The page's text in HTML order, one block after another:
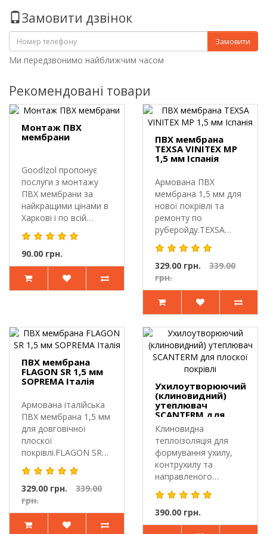
Замовити дзвінок
Замовити
Ми передзвонимо найближчим часом
Рекомендовані товари
Монтаж ПВХ
мембрани
GoodIzol пропонує
послуги з монтажу
ПВХ мембрани за
найкращими цінами в
Харкові і по всій
Україні. М..
90.00 грн.
ПВХ мембрана
TEXSA VINITEX MP
1,5 мм Іспанія
Армована ПВХ
мембрана 1,5 мм для
нової покрівлі та
ремонту по
руберойду.TEXSA
VINITEX MP 1,5 мм —
пр..
329.00 грн.
339.00
грн.
ПВХ мембрана
FLAGON SR 1,5 мм
SOPREMA Італія
Армована італійська
ПВХ мембрана 1,5 мм
для довговічної
плоскої
покрівлі.FLAGON SR
1,5 мм SOPREMA — ..
329.00 грн.
339.00
грн.
Ухилоутворюючий
(клиновидний)
утеплювач
SCANTERM для
плоскої покрівлі
Клиновидна
теплоізоляція для
формування ухилу,
контрухилу та
направленого
водовідведення на
плоскій ..
390.00 грн.